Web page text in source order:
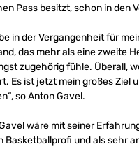
Pass besitzt, schon in den
in der Vergangenheit für
das mehr als eine zweite
zugehörig fühle. Überall,
Es ist jetzt mein großes Ziel
so Anton Gavel.
wäre mit seiner
Basketballprofi und als sehr